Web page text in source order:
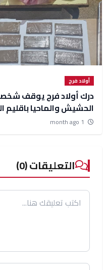
أولاد فرج
الحشيش والماحيا باقليم
التعليقات (0)